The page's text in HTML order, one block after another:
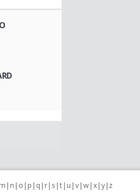
n o p q r s t u v w x y z